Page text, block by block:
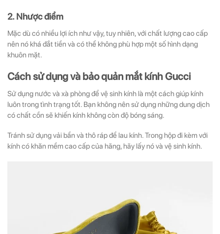
2. Nhược điểm
Mặc dù có nhiều lợi ích như vậy, tuy nhiên, với chất lượng cao cấp
nên nó khá đắt tiền và có thể không phù hợp một số hình dạng
khuôn mặt.
Cách sử dụng và bảo quản mắt kính Gucci
Sử dụng nước và xà phòng để vệ sinh kính là một cách giúp kính
luôn trong tình trạng tốt. Bạn không nên sử dụng những dung dịch
có chất cồn sẽ khiến kính không còn độ bóng sáng.
Tránh sử dụng vải bẩn và thô ráp để lau kính. Trong hộp đi kèm với
kính có khăn mềm cao cấp của hãng, hãy lấy nó và vệ sinh kính.